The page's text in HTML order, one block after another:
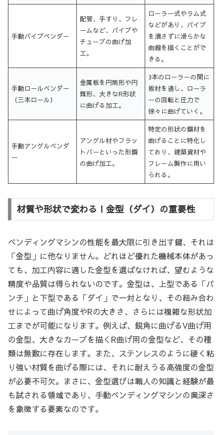
手動パイプベンダー
配管、手すり、フレ
ームなど、パイプや
チューブの曲げ加
工。
ローラー式やラム式
などがあり、パイプ
を潰さずに滑らかな
曲線を描くことがで
きる。
手動ロールベンダー
（三本ロール）
金属板を円筒形や円
錐形、大きなR形状
に曲げる加工。
3本のローラーの間に
板材を通し、ローラ
ーの回転と圧力で
徐々に曲げていく。
手動アングルベンダ
ー
アングル材やフラッ
トバーといった形鋼
の曲げ加工。
特定の形状の鋼材を
曲げることに特化し
ており、建築資材や
フレーム製作に用い
られる。
材質や形状で変わる！金型（ダイ）の重要性
ベンディングマシンの性能を最大限に引き出す鍵、それは
「金型」に他なりません。どれほど優れた機械本体があっ
ても、加工内容に適した金型を選ばなければ、望むような
精度や品質は得られないのです。金型は、上型である「パ
ンチ」と下型である「ダイ」で一対となり、その組み合わ
せによって曲げ角度やRの大きさ、さらには複雑な形状加
工までが可能になります。例えば、鋭角に曲げるV曲げ用
の金型、大きなカーブを描くR曲げ用の金型など、その種
類は無数に存在します。また、ステンレスのように硬く粘
り強い材質を曲げる際には、それに耐えうる高強度の金型
が必要不可欠。まさに、金型選びは職人の知識と経験が最
も試される領域であり、手動ベンディングマシンの奥深さ
を象徴する要素なのです。